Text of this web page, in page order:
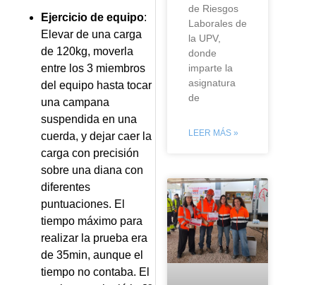
Ejercicio de equipo:
Elevar de una carga
de 120kg, moverla
entre los 3 miembros
del equipo hasta tocar
una campana
suspendida en una
cuerda, y dejar caer la
carga con precisión
sobre una diana con
diferentes
puntuaciones. El
tiempo máximo para
realizar la prueba era
de 35min, aunque el
tiempo no contaba. El
de Riesgos
Laborales de
la UPV,
donde
imparte la
asignatura
de
LEER MÁS »